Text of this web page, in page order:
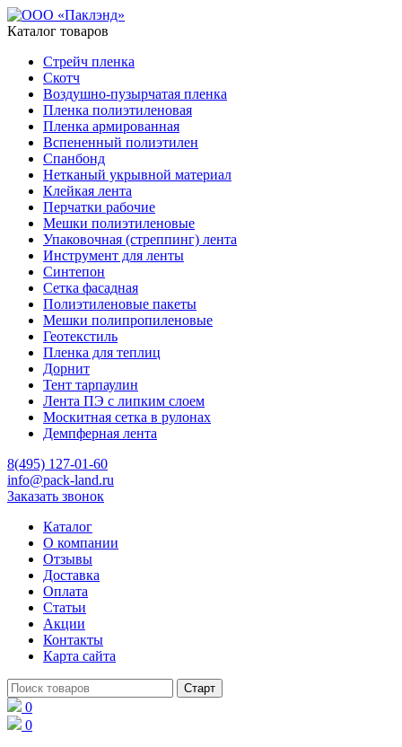
Каталог товаров
Стрейч пленка
Скотч
Воздушно-пузырчатая пленка
Пленка полиэтиленовая
Пленка армированная
Вспененный полиэтилен
Спанбонд
Нетканый укрывной материал
Клейкая лента
Перчатки рабочие
Мешки полиэтиленовые
Упаковочная (стреппинг) лента
Инструмент для ленты
Синтепон
Сетка фасадная
Полиэтиленовые пакеты
Мешки полипропиленовые
Геотекстиль
Пленка для теплиц
Дорнит
Тент тарпаулин
Лента ПЭ с липким слоем
Москитная сетка в рулонах
Демпферная лента
8(495) 127-01-60
info@pack-land.ru
Заказать звонок
Каталог
О компании
Отзывы
Доставка
Оплата
Статьи
Акции
Контакты
Карта сайта
0
0